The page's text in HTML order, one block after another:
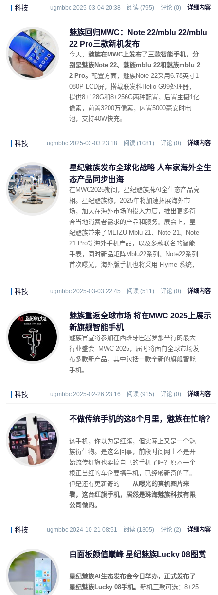
科技 ugmbbc 2025-03-04 20:38 阅读 (795) 评论 (0) 详细内容
魅族回归MWC：Note 22/mblu 22/mblu
22 Pro三款新机发布
今天， 魅族在MWC上发布了三款智能手机，分
别是魅族Note 22、魅族mblu 22和魅族mblu 2
2 Pro。 配置方面，魅族Note 22采用6.78英寸1
080P LCD屏，搭载联发科Helio G99处理器，
提供8+128G和8+256G两种配置，后置主摄1亿
像素，前置3200万像素，内置5000毫安时电
池，支持40W快充。
科技 ugmbbc 2025-03-03 23:18 阅读 (1081) 评论 (0) 详细内容
星纪魅族发布全球化战略 人车家海外全生
态产品同步出海
在MWC2025期间，星纪魅族携AI全生态产品亮
相。星纪魅族称，2025年将加速拓展海外市
场，加大在海外市场的投入力度，推出更多符
合当地消费者需求的产品和服务。展会上，星
纪魅族带来了MEIZU Mblu 21、Note 21、Note
21 Pro等海外手机产品，以及多款联名的智能
手表，同时新品矩阵Mblu22系列、Note22系列
首次曝光，海外版手机也将采用 Flyme 系统，
东、中亚、欧洲等多个国家和地区进行销售。
科技 ugmbbc 2025-03-03 22:45 阅读 (511) 评论 (0) 详细内容
魅族重返全球市场 将在MWC 2025上展示
新旗舰智能手机
魅族官宣将参加在西班牙巴塞罗那举行的最大
行业盛会--MWC 2025，届时将面向全球市场发
布多款新产品，其中包括一款全新的旗舰智能
手机。
科技 ugmbbc 2025-02-26 23:16 阅读 (915) 评论 (0) 详细内容
不做传统手机的这8个月里，魅族在忙啥？
这手机，你以为是红旗，但实际上又是一个魅
族衍生物。是这么回事，前段时间网上不是开
始流传红旗也要搞自己的手机了吗？原本一个
根正苗红的车企要搞手机，已经够新奇的了。
但是还有更新奇的——从曝光的真机图片来
看，这台红旗手机，居然是珠海魅族科技有限
公司做的。
科技 ugmbbc 2024-10-21 08:51 阅读 (1305) 评论 (2) 详细内容
白面板颜值巅峰 星纪魅族Lucky 08图赏
星纪魅族AI生态发布会今日举办，正式发布了
星纪魅族Lucky 08手机。 新机三款可选：8+25